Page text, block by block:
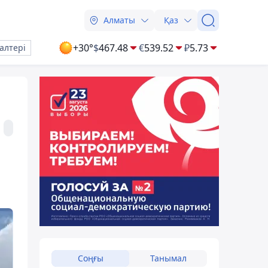
Алматы Қаз
+30°$467.48 €539.52 ₽5.73
Соңғы Танымал